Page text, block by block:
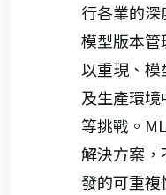
行各業的
模型版本
以重現、模
及生產環
等挑戰。
解決方案
發的可重